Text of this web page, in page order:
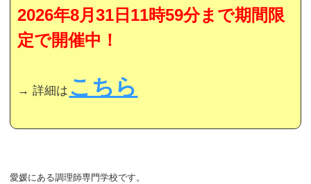
2026年8月31日11時59分まで期間限
定で開催中！
→ 詳細は こちら
愛媛にある調理師専門学校です。